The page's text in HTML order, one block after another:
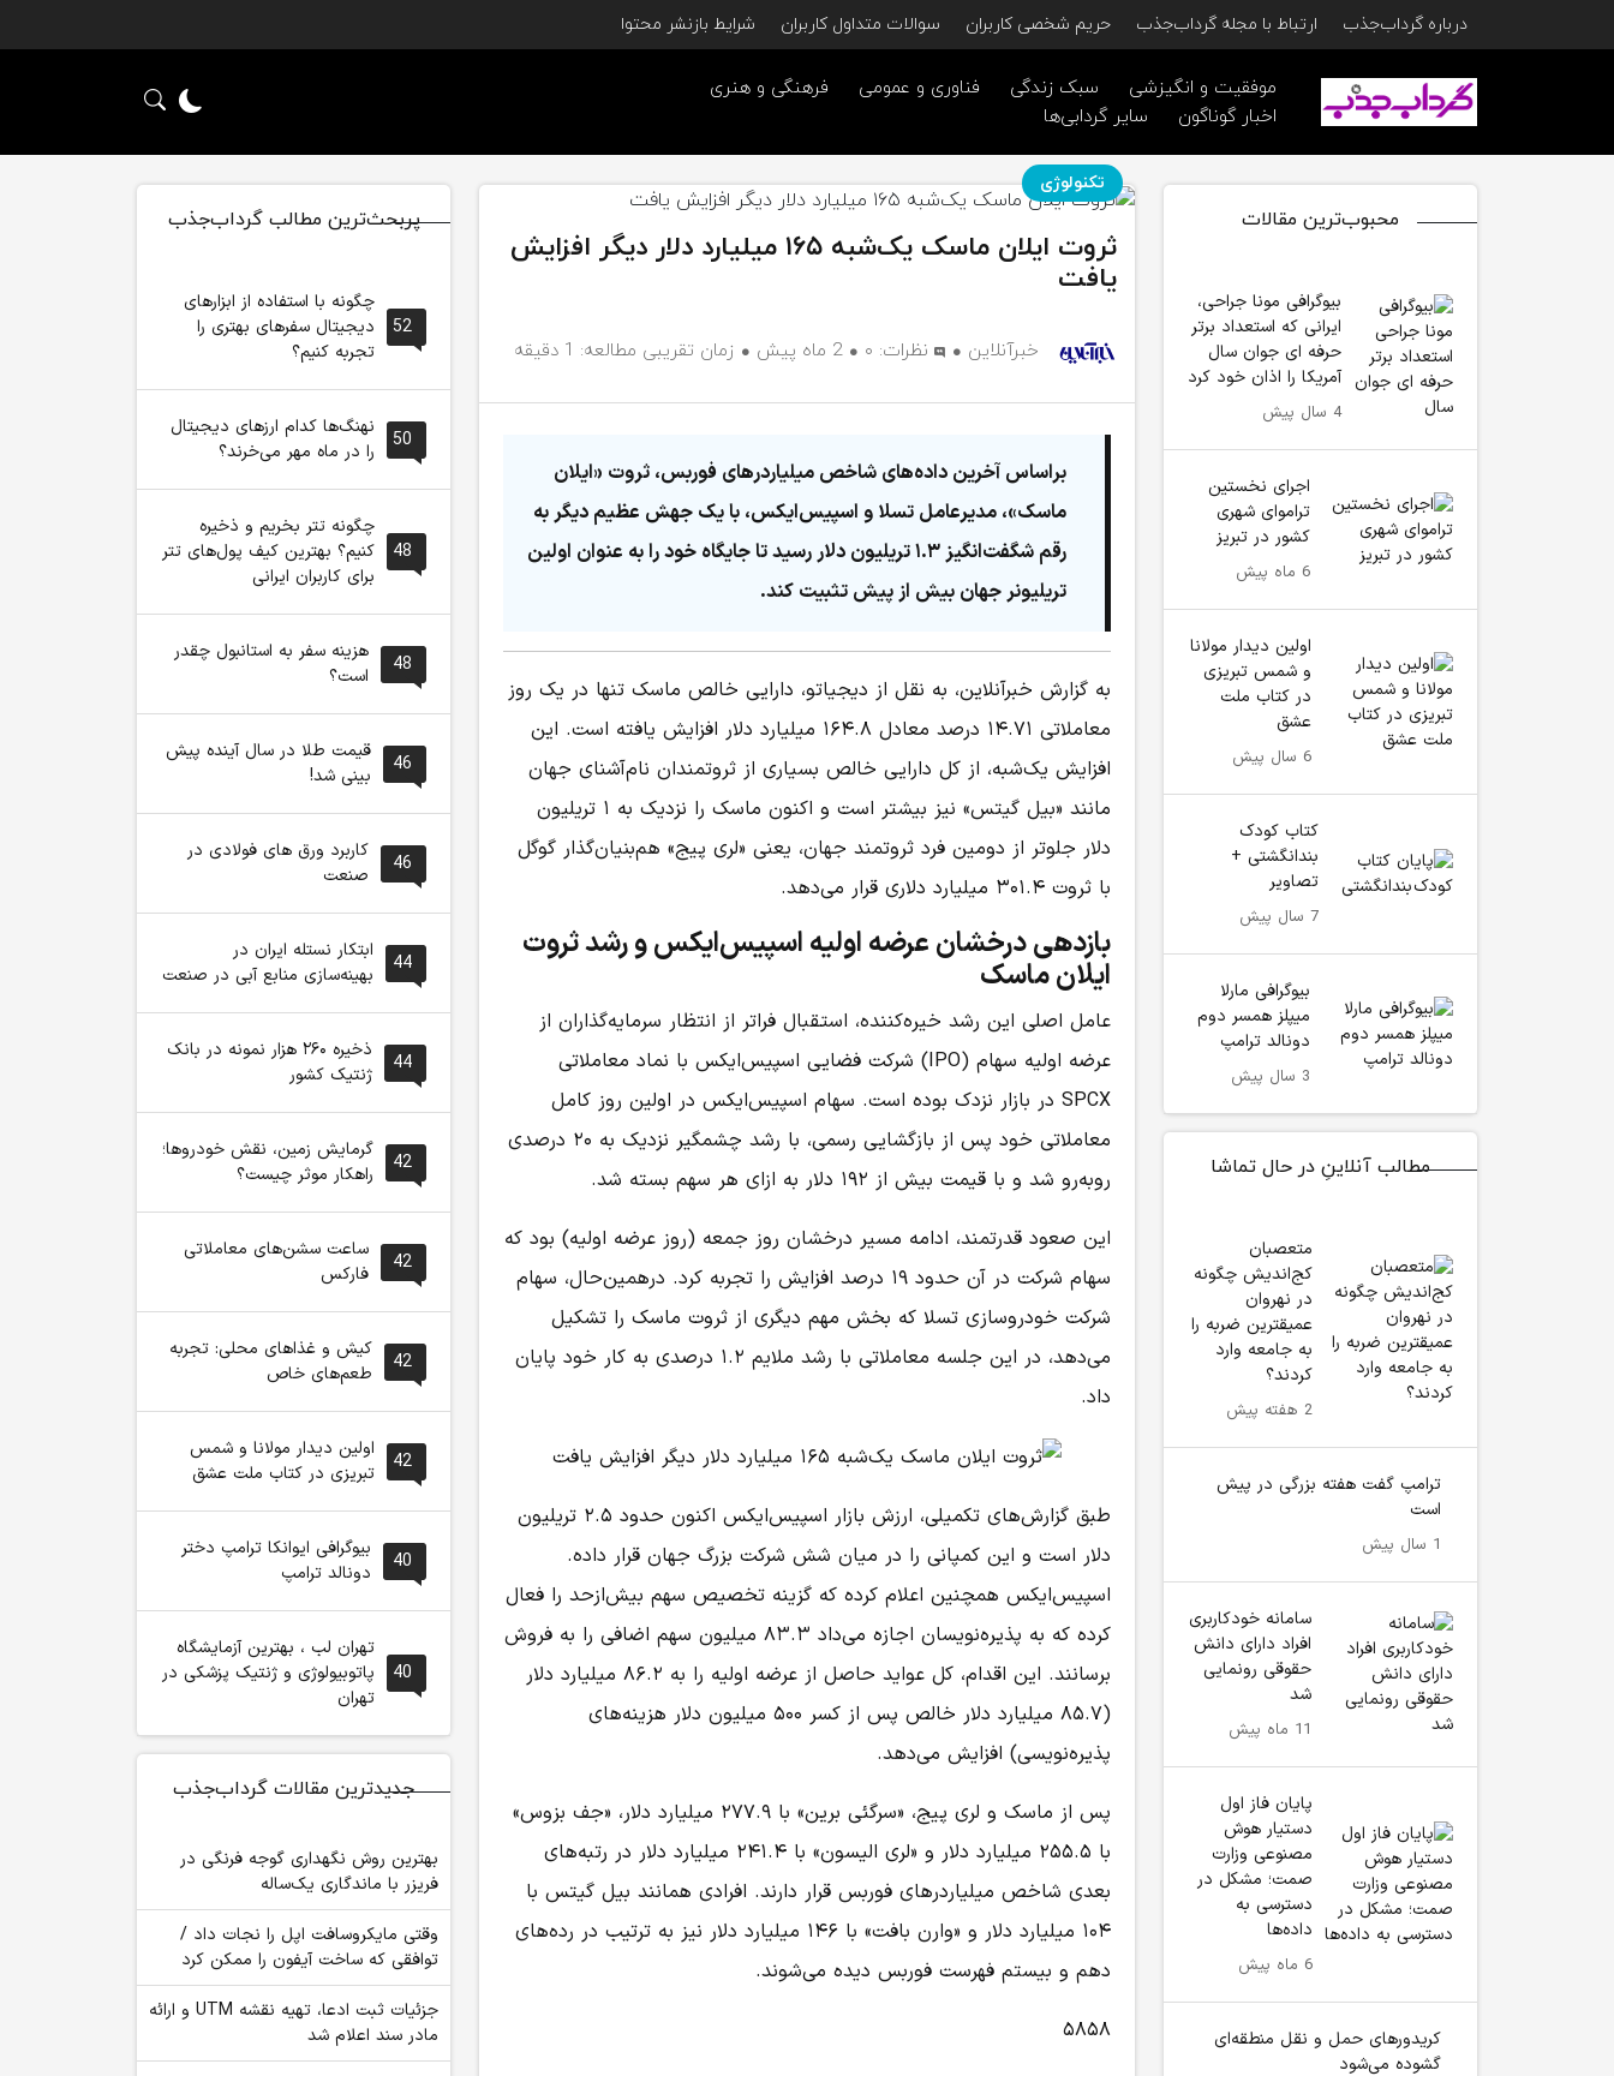
درباره گرداب‌جذب ارتباط با مجله گرداب‌جذب حریم شخصی کاربران سوالات متداول کاربران شرایط بازنشر محتوا
موفقیت و انگیزشی سبک زندگی فناوری و عمومی
فرهنگی و هنری
اخبار گوناگون
سایر گردابی‌ها
محبوب‌ترین مقالات
بیوگرافی مونا جراحی،
ایرانی که استعداد برتر
حرفه ای جوان سال
آمریکا را اذان خود کرد
4 سال پیش
اجرای نخستین
تراموای شهری
کشور در تبریز
6 ماه پیش
اولین دیدار مولانا
و شمس تبریزی
در کتاب ملت
عشق
6 سال پیش
کتاب کودک
بندانگشتی +
تصاویر
7 سال پیش
بیوگرافی مارلا
میپلز همسر دوم
دونالد ترامپ
3 سال پیش
مطالب آنلاینِ در حال تماشا
متعصبان
کج‌اندیش چگونه
در نهروان
عمیقترین ضربه را
به جامعه وارد
کردند؟
2 هفته پیش
ترامپ گفت هفته بزرگی در پیش
است
1 سال پیش
سامانه خودکاربری
افراد دارای دانش
حقوقی رونمایی
شد
11 ماه پیش
پایان فاز اول
دستیار هوش
مصنوعی وزارت
صمت؛ مشکل در
دسترسی به
داده‌ها
6 ماه پیش
کریدور‌های حمل و نقل منطقه‌ای
گشوده می‌شود
تکنولوژی
ثروت ایلان ماسک یک‌شبه ۱۶۵ میلیارد دلار دیگر افزایش
یافت
خبرآنلاین نظرات: ۰ 2 ماه پیش زمان تقریبی مطالعه: 1 دقیقه
براساس آخرین داده‌های شاخص میلیاردرهای فوربس، ثروت «ایلان
ماسک»، مدیرعامل تسلا و اسپیس‌ایکس، با یک جهش عظیم دیگر به
رقم شگفت‌انگیز ۱.۳ تریلیون دلار رسید تا جایگاه خود را به عنوان اولین
تریلیونر جهان بیش از پیش تثبیت کند.
به گزارش خبرآنلاین، به نقل از دیجیاتو، دارایی خالص ماسک تنها در یک روز
معاملاتی ۱۴.۷۱ درصد معادل ۱۶۴.۸ میلیارد دلار افزایش یافته است. این
افزایش یک‌شبه، از کل دارایی خالص بسیاری از ثروتمندان نام‌آشنای جهان
مانند «بیل گیتس» نیز بیشتر است و اکنون ماسک را نزدیک به ۱ تریلیون
دلار جلوتر از دومین فرد ثروتمند جهان، یعنی «لری پیج» هم‌بنیان‌گذار گوگل
با ثروت ۳۰۱.۴ میلیارد دلاری قرار می‌دهد.
بازدهی درخشان عرضه اولیه اسپیس‌ایکس و رشد ثروت
ایلان ماسک
عامل اصلی این رشد خیره‌کننده، استقبال فراتر از انتظار سرمایه‌گذاران از
عرضه اولیه سهام (IPO) شرکت فضایی اسپیس‌ایکس با نماد معاملاتی
SPCX در بازار نزدک بوده است. سهام اسپیس‌ایکس در اولین روز کامل
معاملاتی خود پس از بازگشایی رسمی، با رشد چشمگیر نزدیک به ۲۰ درصدی
روبه‌رو شد و با قیمت بیش از ۱۹۲ دلار به ازای هر سهم بسته شد.
این صعود قدرتمند، ادامه مسیر درخشان روز جمعه (روز عرضه اولیه) بود که
سهام شرکت در آن حدود ۱۹ درصد افزایش را تجربه کرد. درهمین‌حال، سهام
شرکت خودروسازی تسلا که بخش مهم دیگری از ثروت ماسک را تشکیل
می‌دهد، در این جلسه معاملاتی با رشد ملایم ۱.۲ درصدی به کار خود پایان
داد.
طبق گزارش‌های تکمیلی، ارزش بازار اسپیس‌ایکس اکنون حدود ۲.۵ تریلیون
دلار است و این کمپانی را در میان شش شرکت بزرگ جهان قرار داده.
اسپیس‌ایکس همچنین اعلام کرده که گزینه تخصیص سهم بیش‌ازحد را فعال
کرده که به پذیره‌نویسان اجازه می‌داد ۸۳.۳ میلیون سهم اضافی را به فروش
برسانند. این اقدام، کل عواید حاصل از عرضه اولیه را به ۸۶.۲ میلیارد دلار
(۸۵.۷ میلیارد دلار خالص پس از کسر ۵۰۰ میلیون دلار هزینه‌های
پذیره‌نویسی) افزایش می‌دهد.
پس از ماسک و لری پیج، «سرگئی برین» با ۲۷۷.۹ میلیارد دلار، «جف بزوس»
با ۲۵۵.۵ میلیارد دلار و «لری الیسون» با ۲۴۱.۴ میلیارد دلار در رتبه‌های
بعدی شاخص میلیاردرهای فوربس قرار دارند. افرادی همانند بیل گیتس با
۱۰۴ میلیارد دلار و «وارن بافت» با ۱۴۶ میلیارد دلار نیز به ترتیب در رده‌های
دهم و بیستم فهرست فوربس دیده می‌شوند.
۵۸۵۸
پربحث‌ترین مطالب گرداب‌جذب
52
چگونه با استفاده از ابزارهای
دیجیتال سفرهای بهتری را
تجربه کنیم؟
50
نهنگ‌ها کدام ارزهای دیجیتال
را در ماه مهر می‌خرند؟
48
چگونه تتر بخریم و ذخیره
کنیم؟ بهترین کیف پول‌های تتر
برای کاربران ایرانی
48
هزینه سفر به استانبول چقدر
است؟
46
قیمت طلا در سال آینده پیش
بینی شد!
46
کاربرد ورق های فولادی در
صنعت
44
ابتکار نستله ایران در
بهینه‌سازی منابع آبی در صنعت
44
ذخیره ۲۶۰ هزار نمونه در بانک
ژنتیک کشور
42
گرمایش زمین، نقش خودروها؛
راهکار موثر چیست؟
42
ساعت سشن‌های معاملاتی
فارکس
42
کیش و غذاهای محلی: تجربه
طعم‌های خاص
42
اولین دیدار مولانا و شمس
تبریزی در کتاب ملت عشق
40
بیوگرافی ایوانکا ترامپ دختر
دونالد ترامپ
40
تهران لب ، بهترین آزمایشگاه
پاتوبیولوژی و ژنتیک پزشکی در
تهران
جدیدترین مقالات گرداب‌جذب
بهترین روش نگهداری گوجه فرنگی در
فریزر با ماندگاری یک‌ساله
وقتی مایکروسافت اپل را نجات داد /
توافقی که ساخت آیفون را ممکن کرد
جزئیات ثبت ادعا، تهیه نقشه UTM و ارائه
مادر سند اعلام شد